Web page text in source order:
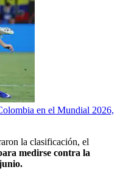
en el Mundial 2026,
la clasificación, el
medirse contra la